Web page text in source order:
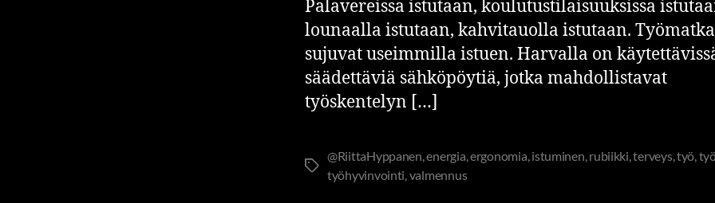
Palavereissa istutaan, koulutustilaisuuksissa
lounaalla istutaan, kahvitauolla istutaan.
sujuvat useimmilla istuen. Harvalla on
säädettäviä sähköpöytiä, jotka mahdollistavat
työskentelyn […]
@RiittaHyppanen ,energia ,ergonomia istuminen rubiikki ,terveys,työ
työhyvinvointi valmennus